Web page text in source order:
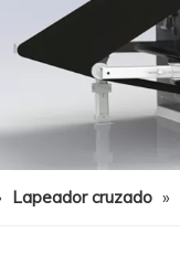
Lapeador cruzado »